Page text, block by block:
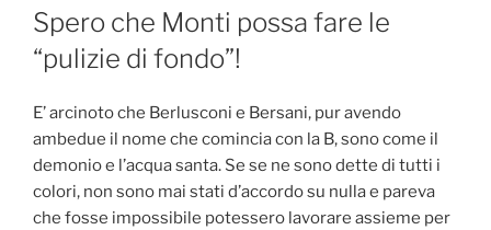
SPERO
CHE
MONTI
POSSA
LE
“PULIZIE
DI
FONDO”!
Spero che Monti possa fare le
“pulizie di fondo”!
E’ arcinoto che Berlusconi e Bersani, pur avendo
ambedue il nome che comincia con la B, sono come il
demonio e l’acqua santa. Se se ne sono dette di tutti i
colori, non sono mai stati d’accordo su nulla e pareva
che fosse impossibile potessero lavorare assieme per